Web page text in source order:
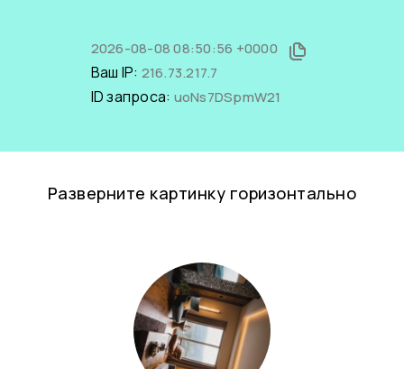
2026-08-08 08:50:56 +0000
Ваш IP: 216.73.217.7
ID запроса: uoNs7DSpmW21
Разверните картинку горизонтально